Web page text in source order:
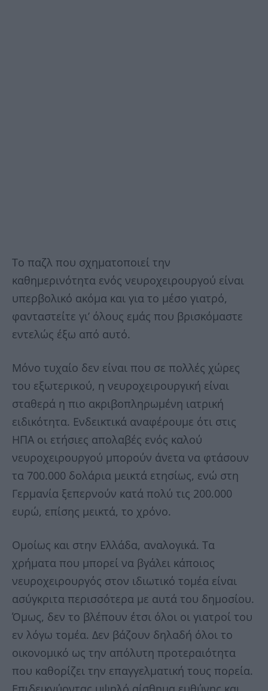
Το παζλ που σχηματοποιεί την
καθημερινότητα ενός νευροχειρουργού είναι
υπερβολικό ακόμα και για το μέσο γιατρό,
φανταστείτε γι’ όλους εμάς που βρισκόμαστε
εντελώς έξω από αυτό.
Μόνο τυχαίο δεν είναι που σε πολλές χώρες
του εξωτερικού, η νευροχειρουργική είναι
σταθερά η πιο ακριβοπληρωμένη ιατρική
ειδικότητα. Ενδεικτικά αναφέρουμε ότι στις
ΗΠΑ οι ετήσιες απολαβές ενός καλού
νευροχειρουργού μπορούν άνετα να φτάσουν
τα 700.000 δολάρια μεικτά ετησίως, ενώ στη
Γερμανία ξεπερνούν κατά πολύ τις 200.000
ευρώ, επίσης μεικτά, το χρόνο.
Ομοίως και στην Ελλάδα, αναλογικά. Τα
χρήματα που μπορεί να βγάλει κάποιος
νευροχειρουργός στον ιδιωτικό τομέα είναι
ασύγκριτα περισσότερα με αυτά του δημοσίου.
Όμως, δεν το βλέπουν έτσι όλοι οι γιατροί του
εν λόγω τομέα. Δεν βάζουν δηλαδή όλοι το
οικονομικό ως την απόλυτη προτεραιότητα
που καθορίζει την επαγγελματική τους πορεία.